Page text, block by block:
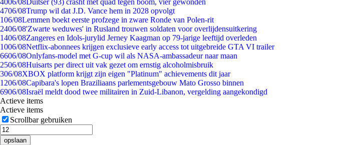
4006/08Duitser (93) crasht met quad tegen boom, vier gewonden
4706/08Trump wil dat J.D. Vance hem in 2028 opvolgt
106/08Lemmen boekt eerste profzege in zware Ronde van Polen-rit
2406/08'Zwarte weduwes' in Rusland trouwen soldaten voor overlijdensuitkering
1406/08Zangeres en Idols-jurylid Jerney Kaagman op 79-jarige leeftijd overleden
1006/08Netflix-abonnees krijgen exclusieve early access tot uitgebreide GTA VI trailer
6606/08Onlyfans-model met G-cup wil als NASA-ambassadeur naar maan
2506/08Huisarts per direct uit vak gezet om ernstig alcoholmisbruik
306/08XBOX platform krijgt zijn eigen "Platinum" achievements dit jaar
1206/08Capibara's lopen Braziliaans parlementsgebouw Mato Grosso binnen
6906/08Israël meldt dood twee militairen in Zuid-Libanon, vergelding aangekondigd
Actieve items
Actieve items
Scrollbar gebruiken
opslaan